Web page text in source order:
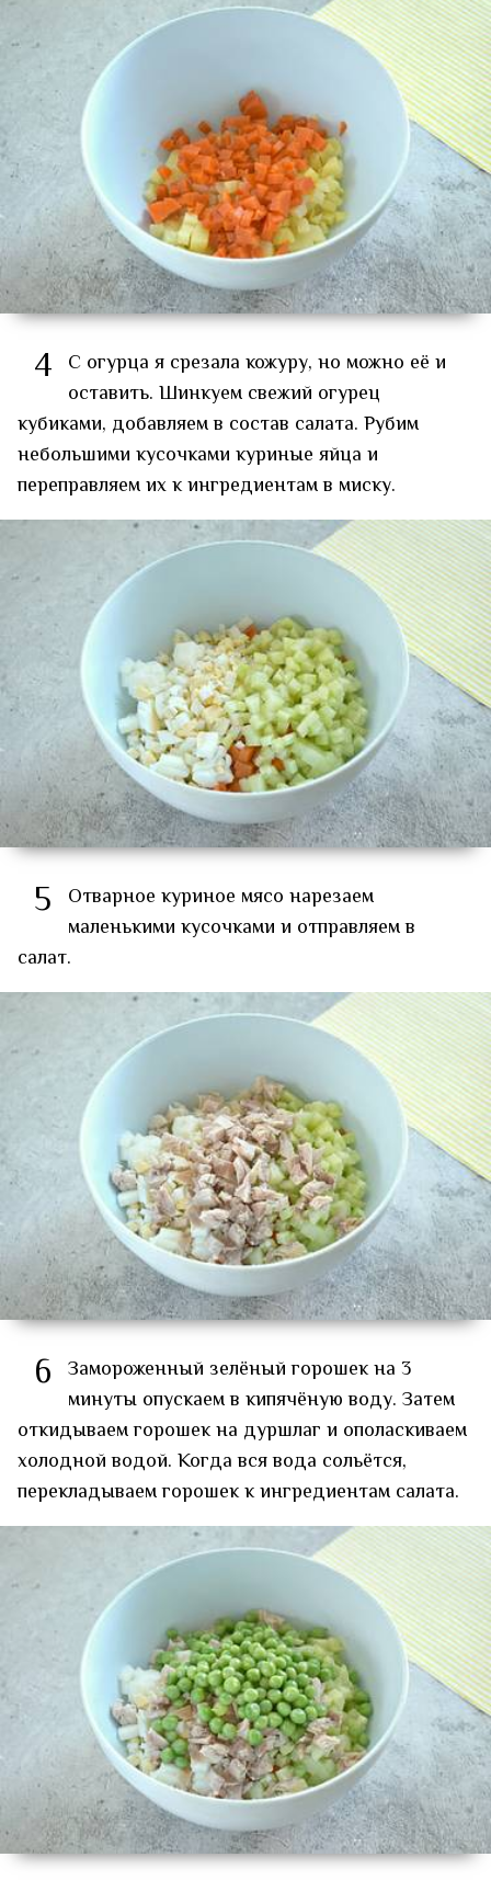
4 С огурца я срезала кожуру, но можно её и
оставить. Шинкуем свежий огурец
кубиками, добавляем в состав салата. Рубим
небольшими кусочками куриные яйца и
переправляем их к ингредиентам в миску.
5
Отварное куриное мясо нарезаем
маленькими кусочками и отправляем в
салат.
6 Замороженный зелёный горошек на 3
минуты опускаем в кипячёную воду. Затем
откидываем горошек на дуршлаг и ополаскиваем
холодной водой. Когда вся вода сольётся,
перекладываем горошек к ингредиентам салата.